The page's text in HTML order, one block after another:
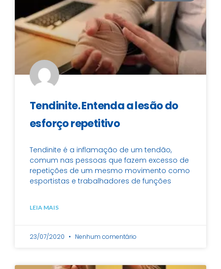
Tendinite. Entenda a lesão do
esforço repetitivo
Tendinite é a inflamação de um tendão,
comum nas pessoas que fazem excesso de
repetições de um mesmo movimento como
esportistas e trabalhadores de funções
LEIA MAIS
23/07/2020 Nenhum comentário